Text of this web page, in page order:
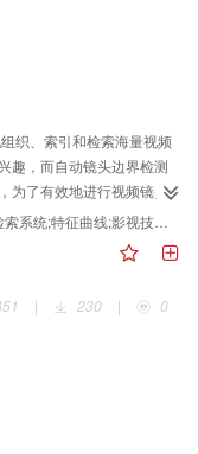
织、索引和检索海量视频
趣，而自动镜头边界检测
为了有效地进行视频镜头
上，提出了一种镜头边
特征和时间特征的基础上
分析对信号奇异点的检测
的预检测；同时利用1维
现了对渐变镜头的进一步
算机;地组织;值映射;特征和;鲁棒性;奇异点;预检测;基础;渐变;算法
| 230 | 0